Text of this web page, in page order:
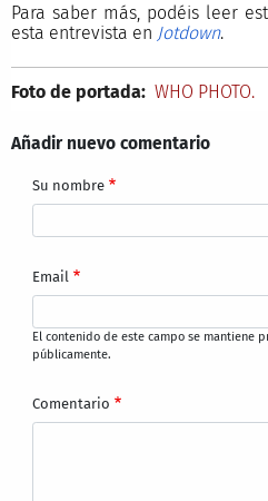
Para saber más, podéis leer
esta entrevista en Jotdown.
Foto de portada: WHO PHOTO.
Añadir nuevo comentario
Su nombre
Email
El contenido de este campo se mantiene
públicamente.
Comentario